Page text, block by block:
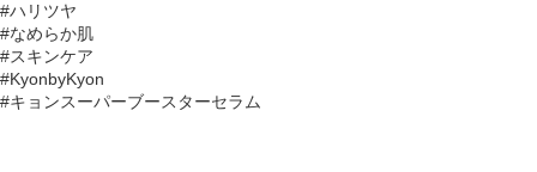
#ハリツヤ
#なめらか肌
#スキンケア
#KyonbyKyon
#キョンスーパーブースターセラム